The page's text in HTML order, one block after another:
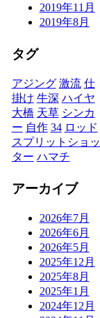
2019年11月
2019年8月
タグ
アジング 激流 仕
掛け 牛深 ハイヤ
大橋 天草 シンカ
ー 自作 34 ロッド
スプリットショッ
ター ハマチ
アーカイブ
2026年7月
2026年6月
2026年5月
2025年12月
2025年8月
2025年1月
2024年12月